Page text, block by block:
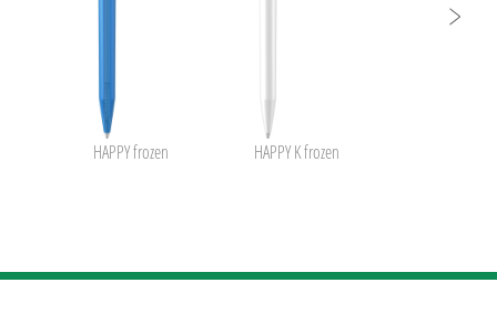
HAPPY frozen HAPPY K frozen